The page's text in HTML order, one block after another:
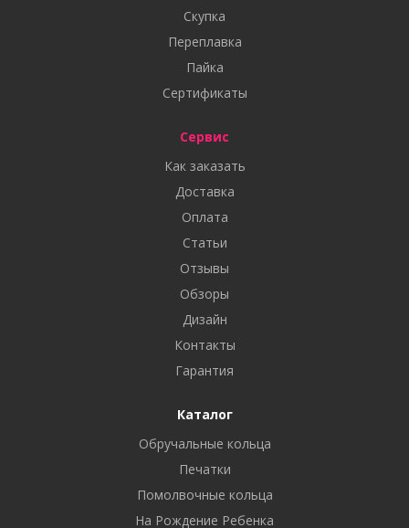
Скупка
Переплавка
Пайка
Сертификаты
Сервис
Как заказать
Доставка
Оплата
Статьи
Отзывы
Обзоры
Дизайн
Контакты
Гарантия
Каталог
Обручальные кольца
Печатки
Помолвочные кольца
На Рождение Ребенка